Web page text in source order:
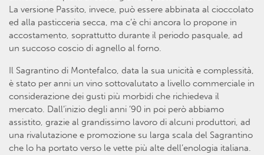
La versione Passito, invece, può essere abbinata al cioccolato
ed alla pasticceria secca, ma c’è chi ancora lo propone in
accostamento, soprattutto durante il periodo pasquale, ad
un succoso coscio di agnello al forno.
Il Sagrantino di Montefalco, data la sua unicità e complessità,
è stato per anni un vino sottovalutato a livello commerciale in
considerazione dei gusti più morbidi che richiedeva il
mercato. Dall’inizio degli anni ’90 in poi però abbiamo
assistito, grazie al grandissimo lavoro di alcuni produttori, ad
una rivalutazione e promozione su larga scala del Sagrantino
che lo ha portato verso le vette più alte dell’enologia italiana.